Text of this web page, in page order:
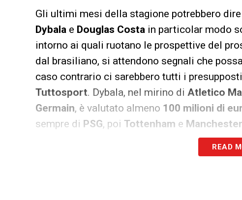
Gli ultimi mesi della stagione potrebbero
Dybala e Douglas Costa in particolar modo
intorno ai quali ruotano le prospettive del
dal brasiliano, si attendono segnali che
caso contrario ci sarebbero tutti i
Tuttosport. Dybala, nel mirino di Atletico
Germain, è valutato almeno 100 milioni di
sempre di PSG, poi Tottenham e
. In caso di addio di
investire un vero e proprio tesoretto per
READ